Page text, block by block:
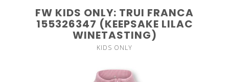
FW KIDS ONLY: TRUI FRANCA
155326347 (KEEPSAKE LILAC
WINETASTING)
KIDS ONLY